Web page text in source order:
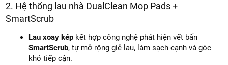
2. Hệ thống lau nhà DualClean Mop Pads +
SmartScrub
Lau xoay kép kết hợp công nghệ phát hiện vết bẩn
SmartScrub, tự mở rộng giẻ lau, làm sạch cạnh và góc
khó tiếp cận.